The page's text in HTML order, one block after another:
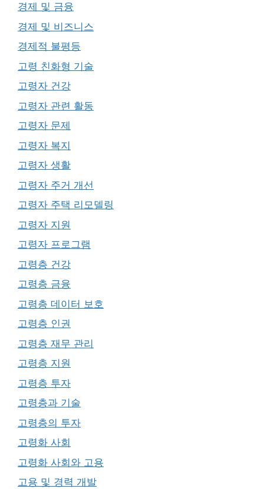
경제 및 금융
경제 및 비즈니스
경제적 불평등
고령 친화형 기술
고령자 건강
고령자 관련 활동
고령자 문제
고령자 복지
고령자 생활
고령자 주거 개선
고령자 주택 리모델링
고령자 지원
고령자 프로그램
고령층 건강
고령층 금융
고령층 데이터 보호
고령층 인권
고령층 재무 관리
고령층 지원
고령층 투자
고령층과 기술
고령층의 투자
고령화 사회
고령화 사회와 고용
고용 및 경력 개발